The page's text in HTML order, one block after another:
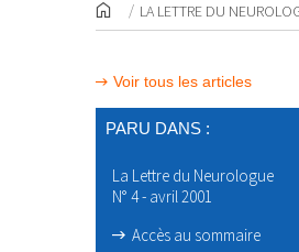
LA LETTRE DU
Voir tous les articles
PARU DANS :
La Lettre du Neurologue
N° 4 - avril 2001
Accès au sommaire